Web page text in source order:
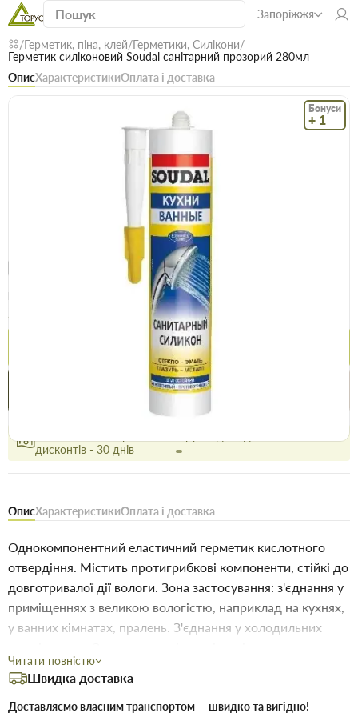
Запоріжжя
Герметик, піна, клей Герметики, Силікони
Герметик силіконовий Soudal санітарний прозорий 280мл
ОписХарактеристикиОплата і доставка
Бонуси
+ 1
Герметик силіконовий Soudal санітарний
прозорий 280мл
Безкоштовна доставка! Від 15000 грн єВідновлення
252 грн 244.5 грн
Купити
Знайшли
Акції
дисконтів - 30 днів
ОписХарактеристикиОплата і доставка
Однокомпонентний еластичний герметик кислотного
отвердіння. Містить протигрибкові компоненти, стійкі до
довготривалої дії вологи. Зона застосування: з'єднання у
приміщеннях з великою вологістю, наприклад на кухнях,
у ванних кімнатах, пралень. З'єднання у холодильних
раковиною. Герметизація з'єднань у системах
кондиціювання повітря. Фугування керамічних плиток.
Оздоблювальний герметик для скління. З'єднання на
Читати повністю
Швидка доставка
Доставляємо власним транспортом — швидко та вигідно!